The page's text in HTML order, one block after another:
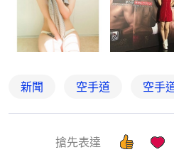
新聞 空手道 空手
搶先表達